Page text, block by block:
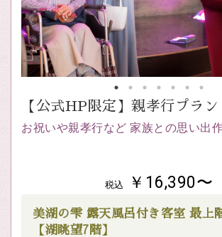
【公式HP限定】親孝行プラン
お祝いや親孝行など 家族との思い出
税込 ￥16,390〜
美湖の雫 露天風呂付き客室 最上
【湖眺望7階】